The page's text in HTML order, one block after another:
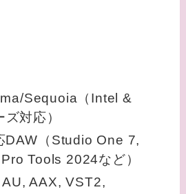
Sequoia（Intel &
対応）
DAW（Studio One 7,
Tools 2024など）
AAX, VST2,